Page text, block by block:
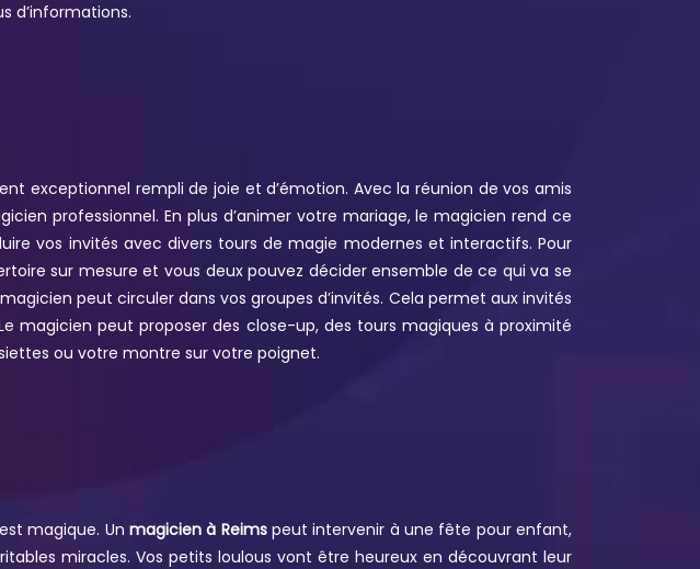
d’informations.
exceptionnel rempli de joie et d’émotion. Avec la réunion de vos amis
professionnel. En plus d’animer votre mariage, le magicien rend ce
vos invités avec divers tours de magie modernes et interactifs. Pour
sur mesure et vous deux pouvez décider ensemble de ce qui va se
peut circuler dans vos groupes d’invités. Cela permet aux invités
peut proposer des close-up, des tours magiques à proximité
ou votre montre sur votre poignet.
magique. Un magicien à Reimspeut intervenir à une fête pour enfant,
miracles. Vos petits loulous vont être heureux en découvrant leur